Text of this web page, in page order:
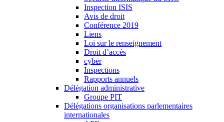
Inspection ISIS
Avis de droit
Conférence 2019
Liens
Loi sur le renseignement
Droit d’accès
cyber
Inspections
Rapports annuels
Délégation administrative
Groupe PIT
Délégations organisations parlementaires
internationales